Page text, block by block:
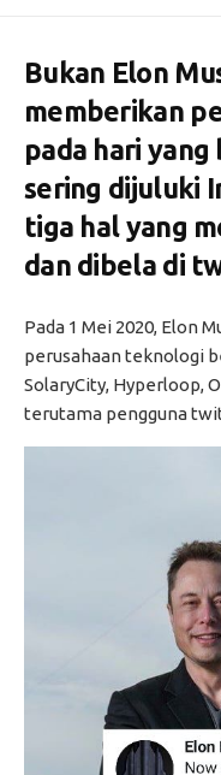
Bukan Elon
memberikan
pada hari yang
sering dijuluki
tiga hal yang
dan dibela di
Pada 1 Mei 2020, Elon
perusahaan teknologi
SolaryCity, Hyperloop,
terutama pengguna